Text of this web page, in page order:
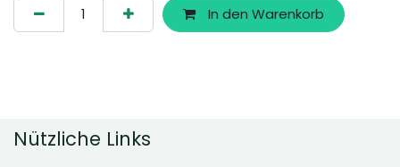
In den Warenkorb
Nützliche Links